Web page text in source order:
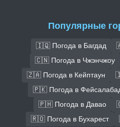
Популярные
🇮🇶 Погода в Багдад
🇨🇳 Погода в Чжэнчжоу
🇿🇦 Погода в Кейптаун
🇵🇰 Погода в
🇵🇭 Погода в Давао
🇷🇴 Погода в Бухарест